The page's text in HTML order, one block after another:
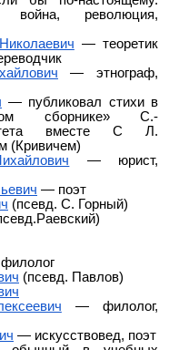
война, революция,
— теоретик
— этнограф,
— публиковал стихи в
сборнике» С.-
вместе С Л.
(Кривичем)
— юрист,
— поэт
(псевд. С. Горный)
(псевд. Павлов)
— филолог,
— искусствовед, поэт